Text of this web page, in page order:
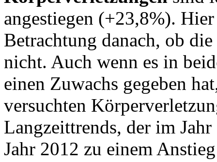
angestiegen (+23,8%).
Betrachtung danach, ob
nicht. Auch wenn es in
einen Zuwachs gegeben
versuchten
Langzeittrends, der im
Jahr 2012 zu einem